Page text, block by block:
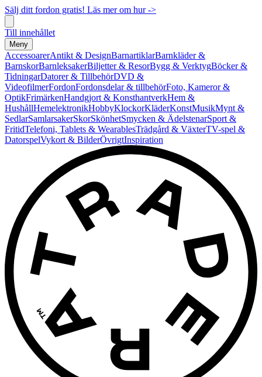
Sälj ditt fordon gratis! Läs mer om hur ->
Till innehållet
Meny
AccessoarerAntikt & DesignBarnartiklarBarnkläder &
BarnskorBarnleksakerBiljetter & ResorBygg & VerktygBöcker &
TidningarDatorer & TillbehörDVD &
VideofilmerFordonFordonsdelar & tillbehörFoto, Kameror &
OptikFrimärkenHandgjort & KonsthantverkHem &
HushållHemelektronikHobbyKlockorKläderKonstMusikMynt &
SedlarSamlarsakerSkorSkönhetSmycken & ÄdelstenarSport &
FritidTelefoni, Tablets & WearablesTrädgård & VäxterTV-spel &
DatorspelVykort & BilderÖvrigtInspiration